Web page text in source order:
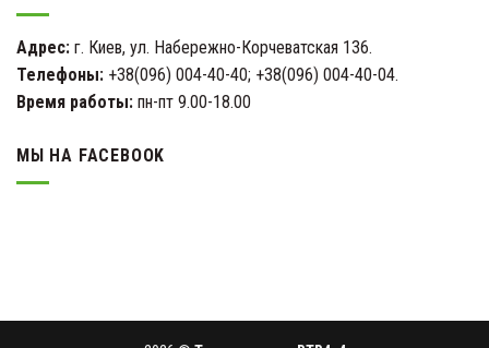
Адрес: г. Киев, ул. Набережно-Корчеватская 136.
Телефоны: +38(096) 004-40-40; +38(096) 004-40-04.
Время работы: пн-пт 9.00-18.00
МЫ НА FACEBOOK